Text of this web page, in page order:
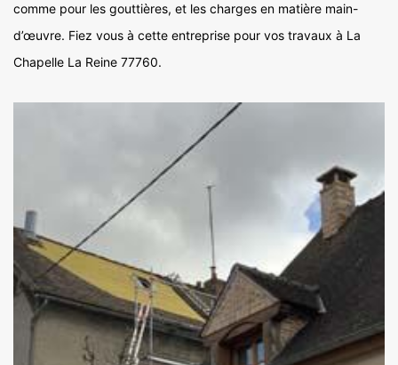
comme pour les gouttières, et les charges en matière main-
d’œuvre. Fiez vous à cette entreprise pour vos travaux à La
Chapelle La Reine 77760.